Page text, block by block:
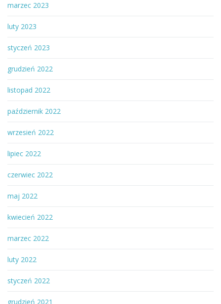
marzec 2023
luty 2023
styczeń 2023
grudzień 2022
listopad 2022
październik 2022
wrzesień 2022
lipiec 2022
czerwiec 2022
maj 2022
kwiecień 2022
marzec 2022
luty 2022
styczeń 2022
grudzień 2021